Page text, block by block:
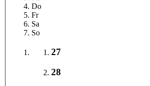
Do
Fr
Sa
So
27
28